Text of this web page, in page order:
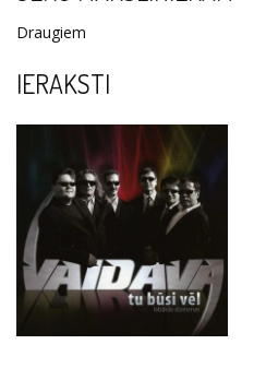
Draugiem
IERAKSTI